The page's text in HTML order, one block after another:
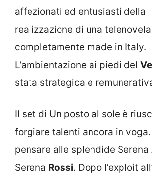
affezionati ed entusiasti della
realizzazione di una
completamente made in Italy.
L’ambientazione ai piedi del
stata strategica e
Il set di Un posto al sole è
forgiare talenti ancora in voga.
pensare alle splendide Serena
Serena Rossi. Dopo l’exploit